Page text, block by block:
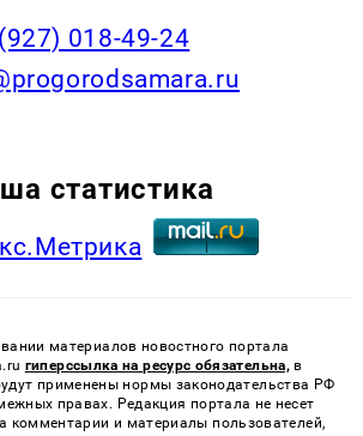
018-49-24
статистика
материалов новостного портала
гиперссылка на ресурс обязательна, в
применены нормы законодательства РФ
правах. Редакция портала не несет
комментарии и материалы пользователей,